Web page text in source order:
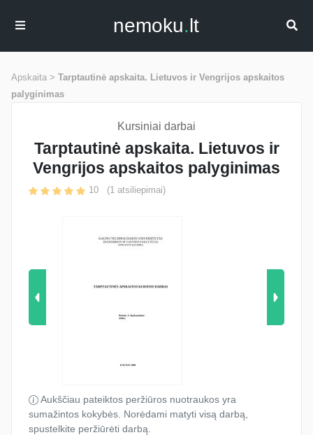
nemoku.lt
Apskaita > Tarptautinė apskaita. Lietuvos ir Vengrijos apskaitos
palyginimas
Kursiniai darbai
Tarptautinė apskaita. Lietuvos ir
Vengrijos apskaitos palyginimas
10 (1 atsiliepimai)
Aukščiau pateiktos peržiūros nuotraukos yra
sumažintos kokybės. Norėdami matyti visą darbą,
spustelkite peržiūrėti darbą.